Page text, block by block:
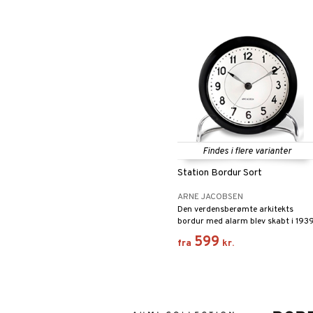
Findes i flere varianter
Station Bordur Sort
ARNE JACOBSEN
Den verdensberømte arkitekts
bordur med alarm blev skabt i
fra 599 kr.